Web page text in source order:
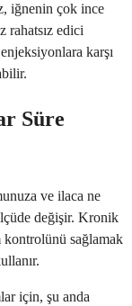
iğnenin çok ince
rahatsız edici
karşı
Süre
ve ilaca ne
değişir. Kronik
kontrolünü sağlamak
için, şu anda